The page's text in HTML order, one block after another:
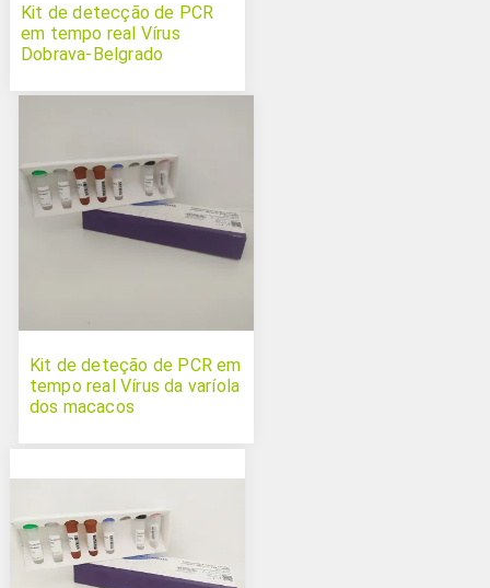
Kit de detecção de PCR
em tempo real Vírus
Dobrava-Belgrado
Kit de deteção de PCR em
tempo real Vírus da varíola
dos macacos